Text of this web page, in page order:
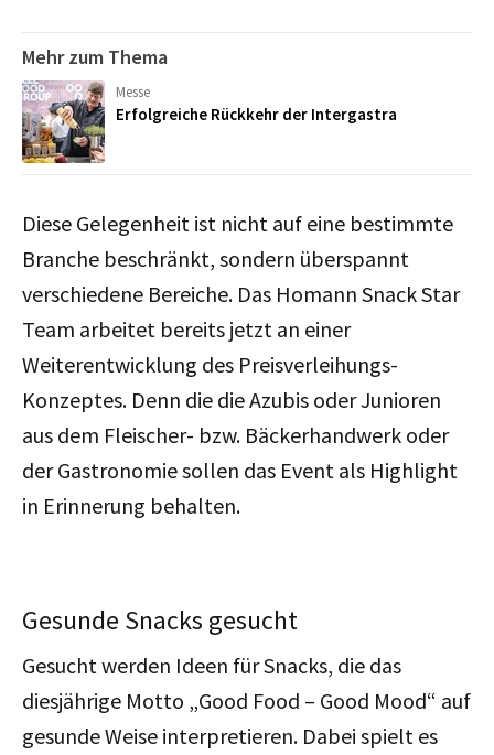
Mehr zum Thema
Messe
Erfolgreiche Rückkehr der Intergastra
Diese Gelegenheit ist nicht auf eine bestimmte
Branche beschränkt, sondern überspannt
verschiedene Bereiche. Das Homann Snack Star
Team arbeitet bereits jetzt an einer
Weiterentwicklung des Preisverleihungs-
Konzeptes. Denn die die Azubis oder Junioren
aus dem Fleischer- bzw. Bäckerhandwerk oder
der Gastronomie sollen das Event als Highlight
in Erinnerung behalten.
Gesunde Snacks gesucht
Gesucht werden Ideen für Snacks, die das
diesjährige Motto „Good Food – Good Mood“ auf
gesunde Weise interpretieren. Dabei spielt es